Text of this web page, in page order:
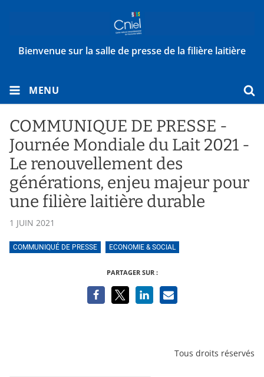
Bienvenue sur la salle de presse de la filière laitière
MENU
COMMUNIQUE DE PRESSE -
Journée Mondiale du Lait 2021 -
Le renouvellement des
générations, enjeu majeur pour
une filière laitière durable
1 JUIN 2021
COMMUNIQUÉ DE PRESSE ECONOMIE & SOCIAL
PARTAGER SUR :
Tous droits réservés